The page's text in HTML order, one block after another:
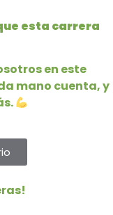
esta carrera
en este
mano cuenta, y